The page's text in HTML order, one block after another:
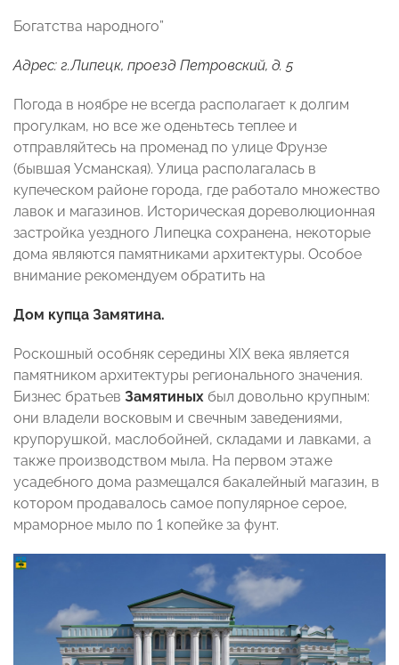
Богатства народного”
Адрес: г.Липецк, проезд Петровский, д. 5
Погода в ноябре не всегда располагает к долгим
прогулкам, но все же оденьтесь теплее и
отправляйтесь на променад по улице Фрунзе
(бывшая Усманская). Улица располагалась в
купеческом районе города, где работало множество
лавок и магазинов. Историческая дореволюционная
застройка уездного Липецка сохранена, некоторые
дома являются памятниками архитектуры. Особое
внимание рекомендуем обратить на
Дом купца Замятина.
Роскошный особняк середины XIX века является
памятником архитектуры регионального значения.
Бизнес братьев Замятиных был довольно крупным:
они владели восковым и свечным заведениями,
крупорушкой, маслобойней, складами и лавками, а
также производством мыла. На первом этаже
усадебного дома размещался бакалейный магазин, в
котором продавалось самое популярное серое,
мраморное мыло по 1 копейке за фунт.